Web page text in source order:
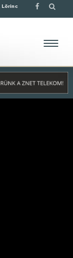
Lörinc